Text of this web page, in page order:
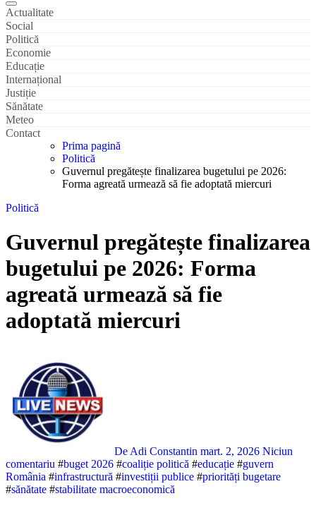
Actualitate
Social
Politică
Economie
Educație
Internațional
Justiție
Sănătate
Meteo
Contact
Prima pagină
Politică
Guvernul pregătește finalizarea bugetului pe 2026:
Forma agreată urmează să fie adoptată miercuri
Politică
Guvernul pregătește finalizarea
bugetului pe 2026: Forma
agreată urmează să fie
adoptată miercuri
De Adi Constantin mart. 2, 2026 Niciun
comentariu #buget 2026 #coaliție politică #educație #guvern
România #infrastructură #investiții publice #priorități bugetare
#sănătate #stabilitate macroeconomică